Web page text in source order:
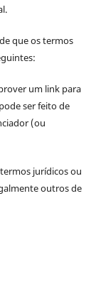
que os termos
um link para
ser feito de
(ou
jurídicos ou
outros de